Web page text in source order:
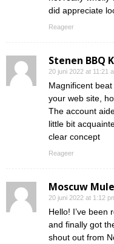
did appreciate
Reageer
Stenen BBQ
20 juni 2022 at 11:21
Magnificent
your web site,
The account
little bit
clear concept
Reageer
Moscuw
20 juni 2022 at 1:12
Hello! I’ve been
and finally got
shout out from